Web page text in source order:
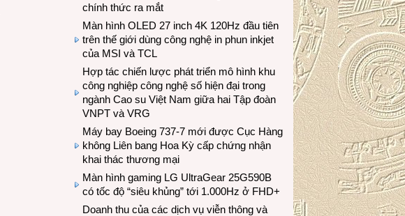
chính thức ra mắt
Màn hình OLED 27 inch 4K 120Hz đầu tiên
trên thế giới dùng công nghệ in phun inkjet
của MSI và TCL
Hợp tác chiến lược phát triển mô hình khu
công nghiệp công nghệ số hiện đại trong
ngành Cao su Việt Nam giữa hai Tập đoàn
VNPT và VRG
Máy bay Boeing 737-7 mới được Cục Hàng
không Liên bang Hoa Kỳ cấp chứng nhận
khai thác thương mại
Màn hình gaming LG UltraGear 25G590B
có tốc độ “siêu khủng” tới 1.000Hz ở FHD+
Doanh thu của các dịch vụ viễn thông và